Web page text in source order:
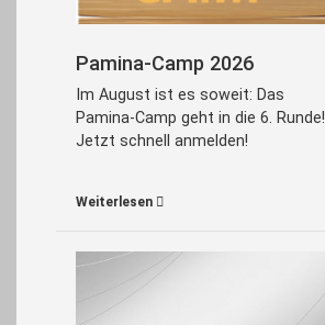
Pamina-Camp 2026
Im August ist es soweit: Das
Pamina-Camp geht in die 6. Runde!
Jetzt schnell anmelden!
Weiterlesen